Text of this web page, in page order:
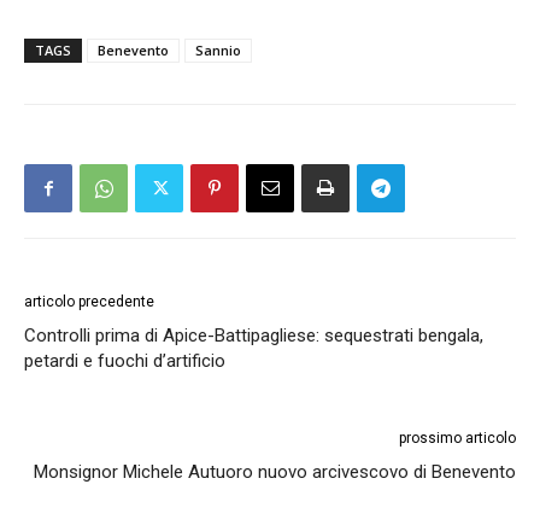
TAGS Benevento Sannio
articolo precedente
Controlli prima di Apice-Battipagliese: sequestrati bengala,
petardi e fuochi d’artificio
prossimo articolo
Monsignor Michele Autuoro nuovo arcivescovo di Benevento